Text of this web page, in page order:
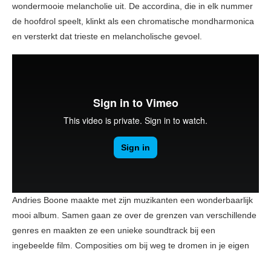
wondermooie melancholie uit. De accordina, die in elk nummer
de hoofdrol speelt, klinkt als een chromatische mondharmonica
en versterkt dat trieste en melancholische gevoel.
Andries Boone maakte met zijn muzikanten een wonderbaarlijk
mooi album. Samen gaan ze over de grenzen van verschillende
genres en maakten ze een unieke soundtrack bij een
ingebeelde film. Composities om bij weg te dromen in je eigen